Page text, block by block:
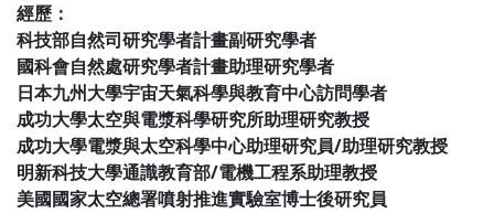
經歷：
科技部自然司研究學者計畫副研究學者
國科會自然處研究學者計畫助理研究學者
日本九州大學宇宙天氣科學與教育中心訪問學者
成功大學太空與電漿科學研究所助理研究教授
成功大學電漿與太空科學中心助理研究員/助理研究教授
明新科技大學通識教育部/電機工程系助理教授
美國國家太空總署噴射推進實驗室博士後研究員